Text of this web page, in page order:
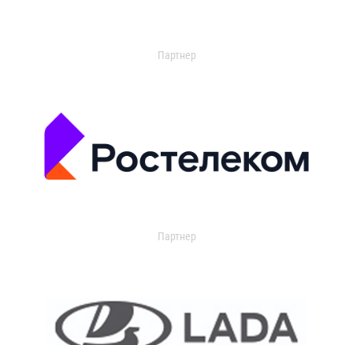
Партнер
Партнер